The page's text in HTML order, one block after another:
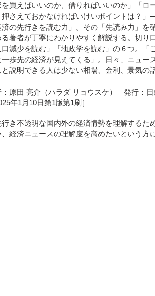
商
品
を
追
加
る
を買えばいいのか、借りればいいのか」「
押さえておかなければいけいポイントは？
済の先行きを読む力」。その「先読み力」
る著者が丁寧にわかりやすく解説する。切り
口減少を読む」「地政学を読む」の６つ。
一歩先の経済が見えてくる」。日々、ニュー
と説明できる人は少ない相場、金利、景気の
：原田 亮介（ハラダ リョウスケ） 発行
年1月10日第1版第1刷］
き不透明な国内外の経済情勢を理解するた
、経済ニュースの理解度を高めたいという方